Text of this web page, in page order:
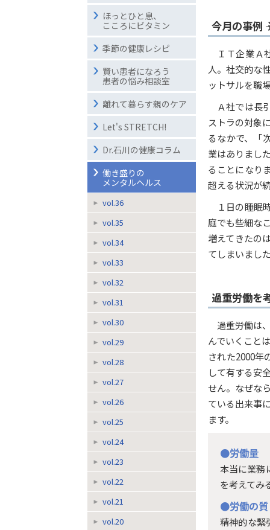
今月の事例
ＩＴ企業Ａ
人。社交的な
ットサルを職
Ａ社では長
ストラの対象
るなかで、「
業はありまし
ることになり
超える状況が
１日の睡眠
庭でも些細な
増えてきたの
てしまいまし
過重労働を
過重労働は
んでいくこと
された2000年
して有する安
せん。なぜな
ている出来事
ます。
●労働量
本当に業務
を考えてみ
●労働の質
精神的な緊
ほっとひと息、
こころにビタミン
季節の健康レシピ
賢い患者になろう
患者の悩み相談室
離れて暮らす親のケア
Let's STRETCH!
Dr.石川の健康コラム
働き盛りの
メンタルヘルス
vol.36
vol.35
vol.34
vol.33
vol.32
vol.31
vol.30
vol.29
vol.28
vol.27
vol.26
vol.25
vol.24
vol.23
vol.22
vol.21
vol.20